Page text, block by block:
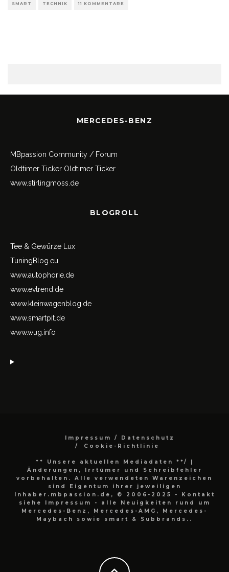
SMART TECHNIK 11 KOMMENTARE
MERCEDES-BENZ
MBpassion Community / Forum
Oldtimer Ticker Oldtimer Ticker
www.stirlingmoss.de
BLOGROLL
Tee & Gewürze Lux
TuningBlog.eu
www.autophorie.de
www.evtrend.de
www.kleinwagenblog.de
www.smartpit.de
www.wug.info
Impressum / Datenschutz
Cookie-Richtlinie
** Unsere aktuellen Mediadaten **/
|
Änderungen, Irrtümer und Schreibfehler
vorbehalten. Alle verwendeten Warenzeichen
sind Eigentum ihrer jeweiligen
Inhaber.mbpassion.de, © 2006-2025 - Kontakt
siehe Impressum - alle Neuigkeiten rund um
Mercedes-Benz, Mercedes-AMG, Mercedes-
Maybach sowie smart & Subbrands..